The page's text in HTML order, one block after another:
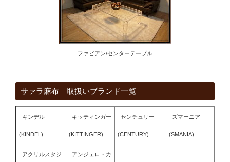
ファビアン/センターテーブル
サァラ麻布 取扱いブランド一覧
キンデル
(KINDEL)
キッティンガー
(KITTINGER)
センチュリー
(CENTURY)
ズマーニア
(SMANIA)
アクリルスタジ アンジェロ・カ